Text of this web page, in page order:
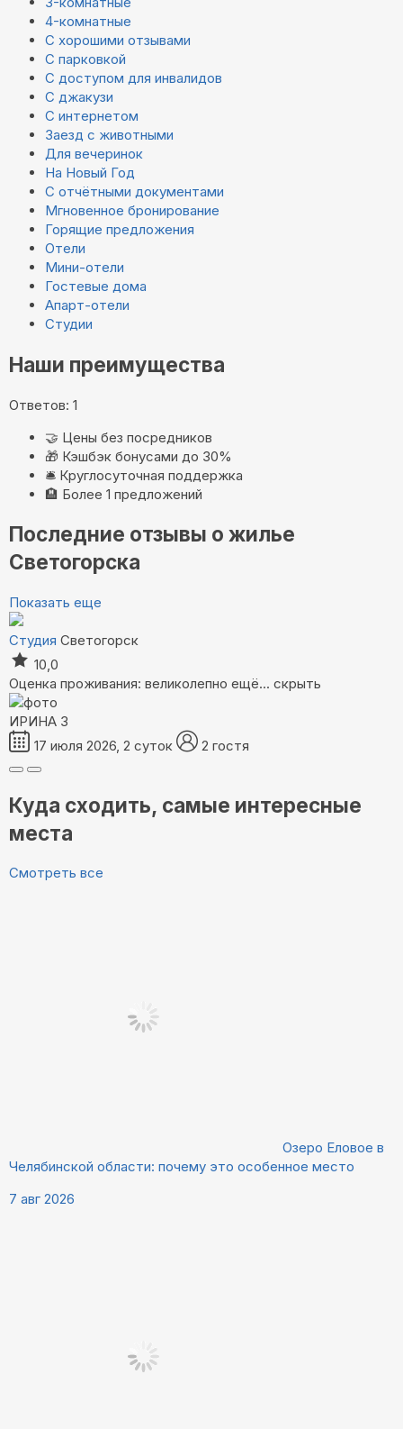
4-комнатные
С хорошими отзывами
С парковкой
С доступом для инвалидов
С джакузи
С интернетом
Заезд с животными
Для вечеринок
На Новый Год
С отчётными документами
Мгновенное бронирование
Горящие предложения
Отели
Мини-отели
Гостевые дома
Апарт-отели
Студии
Наши преимущества
Ответов: 1
🤝 Цены без посредников
🎁 Кэшбэк бонусами до 30%
🛎️ Круглосуточная поддержка
🏨 Более 1 предложений
Последние отзывы о жилье
Светогорска
Показать еще
Студия Светогорск
10,0
Оценка проживания: великолепно ещё... скрыть
ИРИНА З
17 июля 2026, 2 суток
2 гостя
Куда сходить, самые интересные
места
Смотреть все
Озеро Еловое в
Челябинской области: почему это особенное место
7 авг 2026